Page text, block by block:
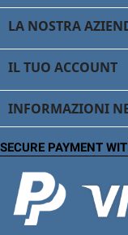
LA NOSTRA
IL TUO ACCOUNT
INFORMAZIONI
SECURE PAYMENT